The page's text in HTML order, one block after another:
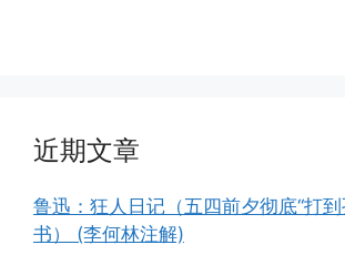
近期文章
鲁迅：狂人日记（五四前夕彻底“打
书） (李何林注解)